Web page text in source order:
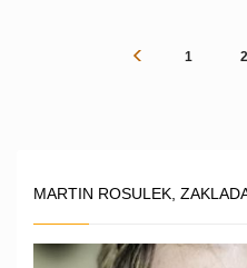
1 2
MARTIN ROSULEK,